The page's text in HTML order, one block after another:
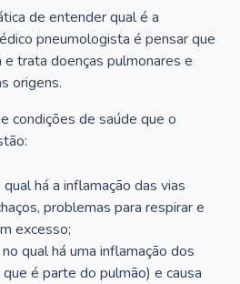
de entender qual é a
pneumologista é pensar que
trata doenças pulmonares e
origens.
condições de saúde que o
há a inflamação das vias
problemas para respirar e
excesso;
qual há uma inflamação dos
é parte do pulmão) e causa